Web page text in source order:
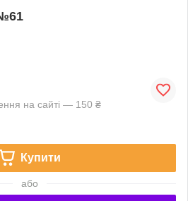
на сайті — 150 ₴
Купити
або